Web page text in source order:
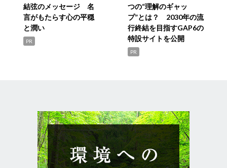
結弦のメッセージ 名
言がもたらす心の平穏
と潤い
PR
つの“理解のギャッ
プ”とは？ 2030年の流
行終結を目指すGAP6の
特設サイトを公開
PR